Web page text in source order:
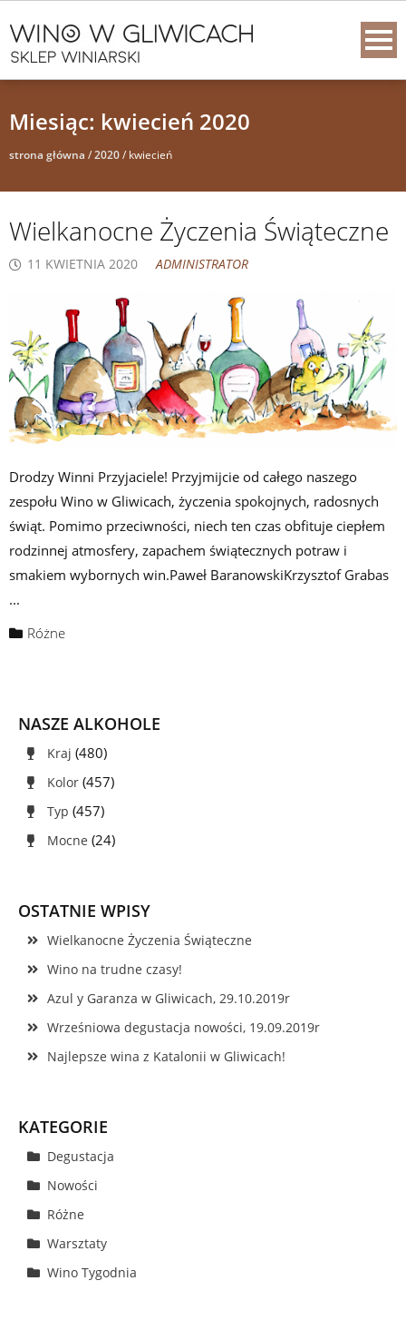
Miesiąc: kwiecień 2020
strona główna /2020/ kwiecień
Wielkanocne Życzenia Świąteczne
11 KWIETNIA 2020 ADMINISTRATOR
Drodzy Winni Przyjaciele! Przyjmijcie od całego naszego
zespołu Wino w Gliwicach, życzenia spokojnych, radosnych
świąt. Pomimo przeciwności, niech ten czas obfituje ciepłem
rodzinnej atmosfery, zapachem świątecznych potraw i
smakiem wybornych win.Paweł BaranowskiKrzysztof Grabas
...
Różne
NASZE ALKOHOLE
Kraj (480)
Kolor (457)
Typ (457)
Mocne (24)
OSTATNIE WPISY
Wielkanocne Życzenia Świąteczne
Wino na trudne czasy!
Azul y Garanza w Gliwicach, 29.10.2019r
Wrześniowa degustacja nowości, 19.09.2019r
Najlepsze wina z Katalonii w Gliwicach!
KATEGORIE
Degustacja
Nowości
Różne
Warsztaty
Wino Tygodnia